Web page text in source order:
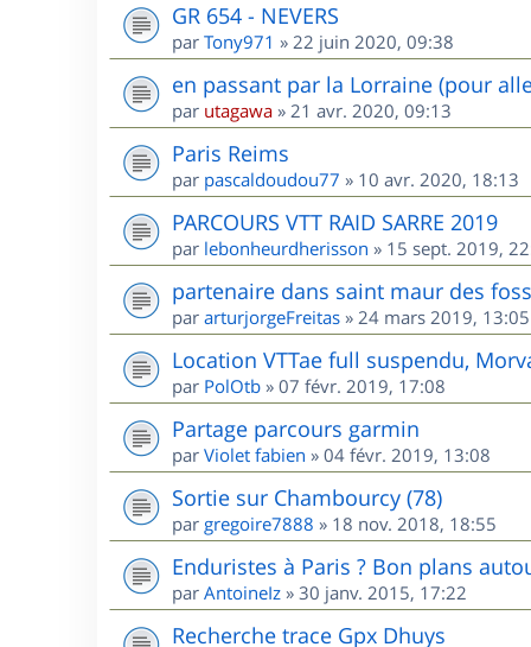
GR 654 - NEVERS
par Tony971 » 22 juin 2020, 09:38
en passant par la Lorraine (pour
par utagawa » 21 avr. 2020, 09:13
Paris Reims
par pascaldoudou77 » 10 avr. 2020, 18:13
PARCOURS VTT RAID SARRE 2019
par lebonheurdherisson » 15 sept. 2019,
partenaire dans saint maur des
par arturjorgeFreitas » 24 mars 2019, 13:05
Location VTTae full suspendu,
par PolOtb » 07 févr. 2019, 17:08
Partage parcours garmin
par Violet fabien » 04 févr. 2019, 13:08
Sortie sur Chambourcy (78)
par gregoire7888 » 18 nov. 2018, 18:55
Enduristes à Paris ? Bon plans
par AntoineIz » 30 janv. 2015, 17:22
Recherche trace Gpx Dhuys